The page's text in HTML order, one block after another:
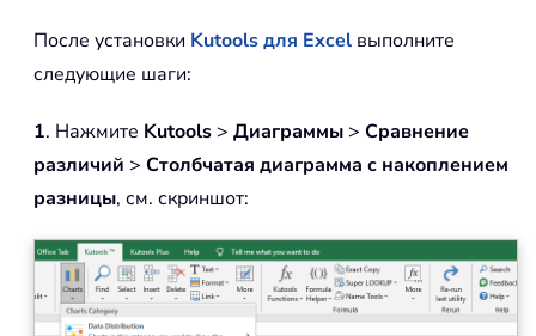
После установки Kutools для Excel выполните
следующие шаги:
1. Нажмите Kutools > Диаграммы > Сравнение
различий > Столбчатая диаграмма с накоплением
разницы, см. скриншот: